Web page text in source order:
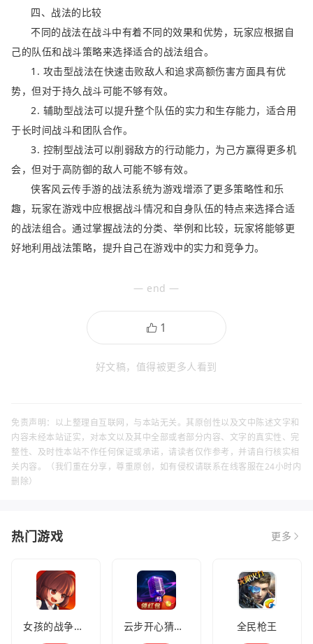
四、战法的比较
不同的战法在战斗中有着不同的效果和优势，玩家应根据自
己的队伍和战斗策略来选择适合的战法组合。
1. 攻击型战法在快速击败敌人和追求高额伤害方面具有优
势，但对于持久战斗可能不够有效。
2. 辅助型战法可以提升整个队伍的实力和生存能力，适合用
于长时间战斗和团队合作。
3. 控制型战法可以削弱敌方的行动能力，为己方赢得更多机
会，但对于高防御的敌人可能不够有效。
侠客风云传手游的战法系统为游戏增添了更多策略性和乐
趣，玩家在游戏中应根据战斗情况和自身队伍的特点来选择合适
的战法组合。通过掌握战法的分类、举例和比较，玩家将能够更
好地利用战法策略，提升自己在游戏中的实力和竞争力。
— end —
好文稿，值得被更多人看到
免责声明：以上整理自互联网，与本站无关。其原创性以及文中陈述文字和
内容未经本站证实，对本文以及其中全部或者部分内容、文字的真实性、完
整性、及时性本站不作任何保证或承诺，请读者仅作参考，并请自行核实相
关内容。（我们重在分享，尊重原创，如有侵权请联系在线客服在24小时内
删除）
热门游戏 更多
女孩的战争手机版(暂未上线) 云步开心猜歌名 全民枪王